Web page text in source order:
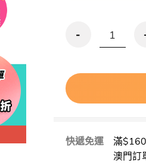
🏆GlowPick~
快遞免運
滿
澳門訂